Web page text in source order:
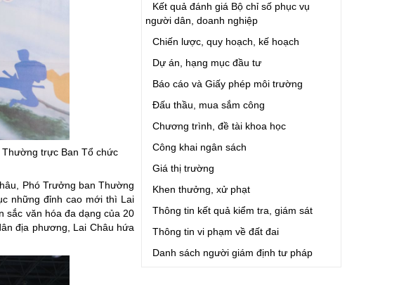
trực Ban Tổ chức
Phó Trưởng ban Thường
những đỉnh cao mới thì Lai
sắc văn hóa đa dạng của 20
địa phương, Lai Châu hứa
Kết quả đánh giá Bộ chỉ số phục vụ
người dân, doanh nghiệp
Chiến lược, quy hoạch, kế hoạch
Dự án, hạng mục đầu tư
Báo cáo và Giấy phép môi trường
Đấu thầu, mua sắm công
Chương trình, đề tài khoa học
Công khai ngân sách
Giá thị trường
Khen thưởng, xử phạt
Thông tin kết quả kiểm tra, giám sát
Thông tin vi phạm về đất đai
Danh sách người giám định tư pháp